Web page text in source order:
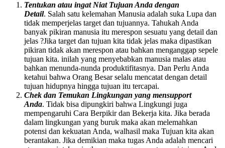
Tentukan atau ingat Niat Tujuan Anda dengan
Detail. Salah satu kelemahan Manusia adalah suka Lupa dan
tidak memperjelas target dan tujuannya. Tahukah Anda
banyak pikiran manusia itu merespon sesuatu yang detail dan
jelas ?Jika target dan tujuan kita tidak jelas maka dipastikan
pikiran tidak akan merespon atau bahkan menganggap sepele
tujuan kita. inilah yang menyebabkan manusia malas atau
bahkan menunda-nunda produktifitasnya. Dan Perlu Anda
ketahui bahwa Orang Besar selalu mencatat dengan detail
tujuan hidupnya hingga tujuan itu tercapai.
Chek dan Temukan Lingkungan yang mensupport
Anda. Tidak bisa dipungkiri bahwa Lingkungi juga
mempengaruhi Cara Berpikir dan Bekerja kita. Jika berada
dalam lingkungan yang buruk maka akan melemahkan
potensi dan kekuatan Anda, walhasil maka Tujuan kita akan
berantakan. Jika demikian maka tugas Anda adalah mencari